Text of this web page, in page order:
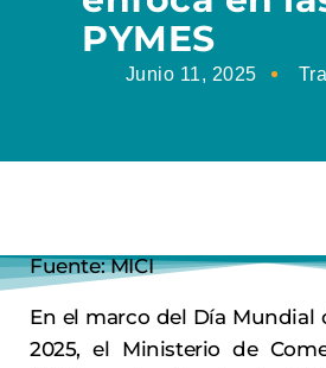
PYMES
Junio 11, 2025
Fuente: MICI
En el marco del Día Mundial
2025, el Ministerio de